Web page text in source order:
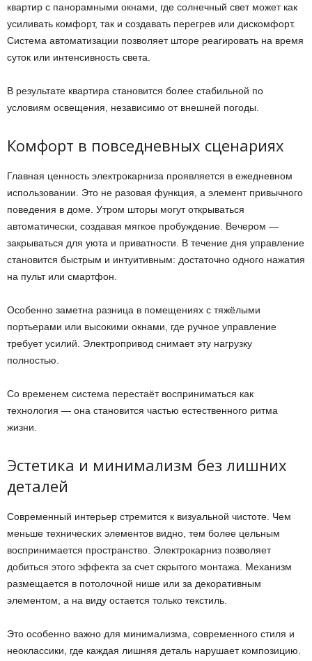
квартир с панорамными окнами, где солнечный свет может как
усиливать комфорт, так и создавать перегрев или дискомфорт.
Система автоматизации позволяет шторе реагировать на время
суток или интенсивность света.
В результате квартира становится более стабильной по
условиям освещения, независимо от внешней погоды.
Комфорт в повседневных сценариях
Главная ценность электрокарниза проявляется в ежедневном
использовании. Это не разовая функция, а элемент привычного
поведения в доме. Утром шторы могут открываться
автоматически, создавая мягкое пробуждение. Вечером —
закрываться для уюта и приватности. В течение дня управление
становится быстрым и интуитивным: достаточно одного нажатия
на пульт или смартфон.
Особенно заметна разница в помещениях с тяжёлыми
портьерами или высокими окнами, где ручное управление
требует усилий. Электропривод снимает эту нагрузку
полностью.
Со временем система перестаёт восприниматься как
технология — она становится частью естественного ритма
жизни.
Эстетика и минимализм без лишних
деталей
Современный интерьер стремится к визуальной чистоте. Чем
меньше технических элементов видно, тем более цельным
воспринимается пространство. Электрокарниз позволяет
добиться этого эффекта за счет скрытого монтажа. Механизм
размещается в потолочной нише или за декоративным
элементом, а на виду остается только текстиль.
Это особенно важно для минимализма, современного стиля и
неоклассики, где каждая лишняя деталь нарушает композицию.